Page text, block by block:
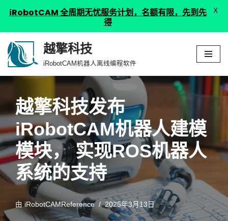
跳
正
越擎科技
iRobotCAM机器人离线编程软件
越擎科技发布
iRobotCAM机器人建模
模块， 实现ROS机器人
系统的支持
由iRobotCAMReference 2025年3月13日
iRobotCAM 全周期无忧服务计划，名额有限，先到先
得
X